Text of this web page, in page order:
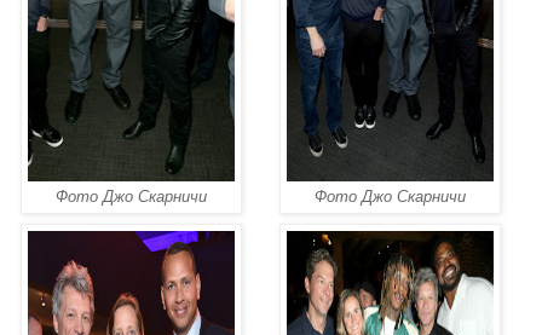
Фото Джо Скарничи Фото Джо Скарничи